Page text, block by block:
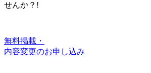
せんか？!
無料掲載・
内容変更のお申し込み